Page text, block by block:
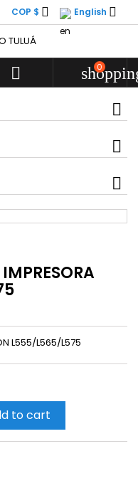
English 
COP $ 
 0
L555/L565/L575
to cart